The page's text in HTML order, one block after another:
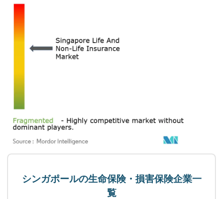
シンガポールの生命保険・損害保険企業一
覧